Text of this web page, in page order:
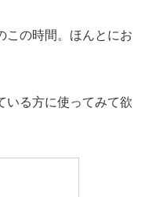
この時間。ほんとにお
いる方に使ってみて欲